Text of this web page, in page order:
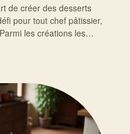
de créer des desserts
pour tout chef pâtissier,
les créations les…